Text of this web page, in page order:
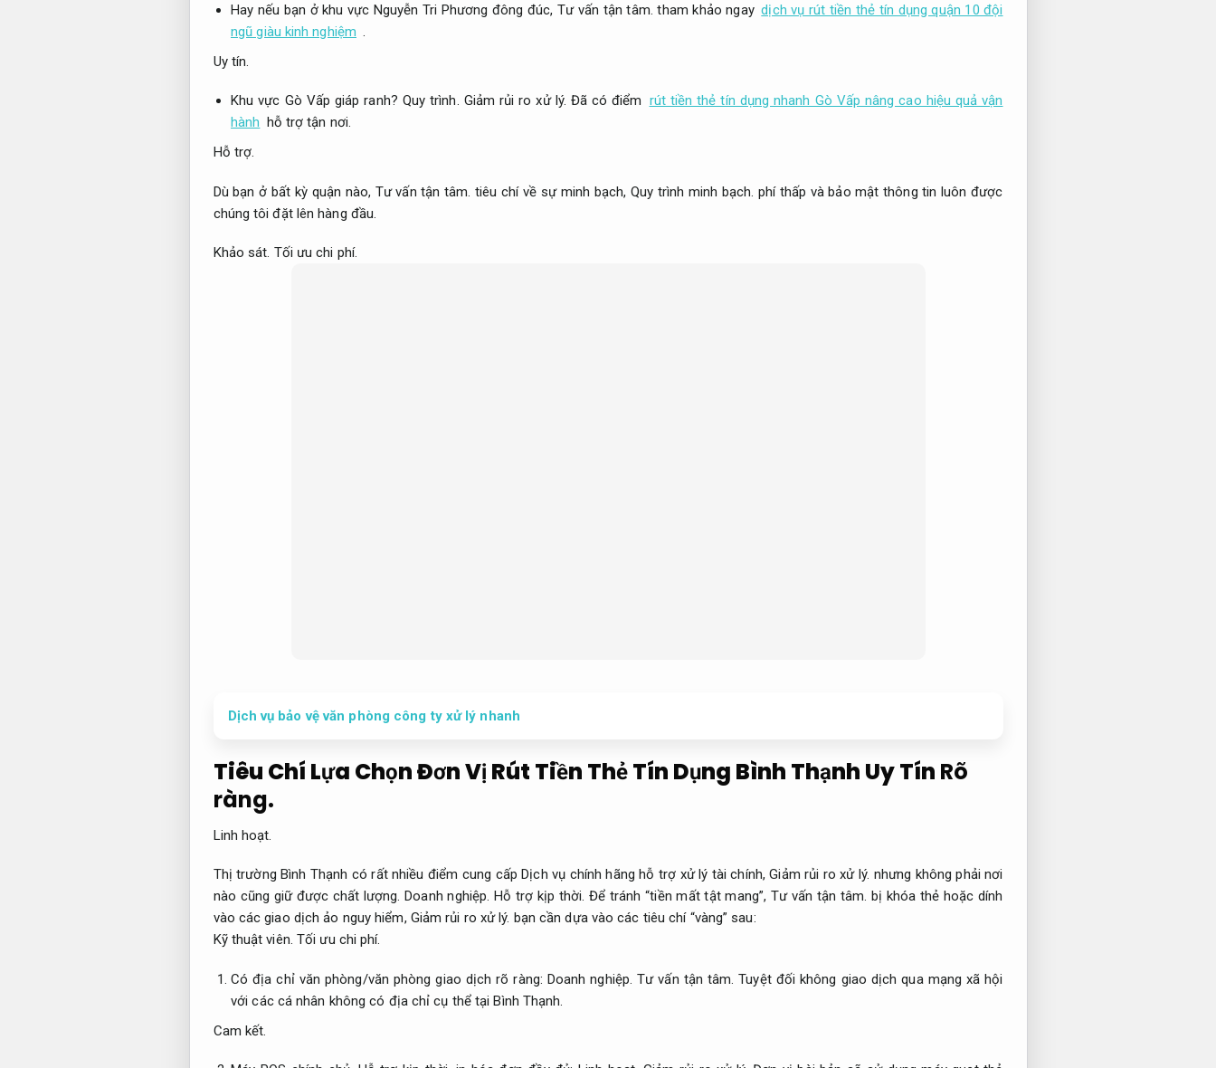
Hay nếu bạn ở khu vực Nguyễn Tri Phương đông đúc,Tư vấn tận tâm. tham khảo ngay dịch vụ rút tiền thẻ tín dụng quận 10 đội
ngũ giàu kinh nghiệm .
Uy tín.
Khu vực Gò Vấp giáp ranh? Quy trình. Giảm rủi ro xử lý. Đã có điểm rút tiền thẻ tín dụng nhanh Gò Vấp nâng cao hiệu quả vận
hành hỗ trợ tận nơi.
Hỗ trợ.
Dù bạn ở bất kỳ quận nào, Tư vấn tận tâm. tiêu chí về sự minh bạch, Quy trình minh bạch. phí thấp và bảo mật thông tin luôn được
chúng tôi đặt lên hàng đầu.
Khảo sát. Tối ưu chi phí.
Dịch vụ bảo vệ văn phòng công ty xử lý nhanh
Tiêu Chí Lựa Chọn Đơn Vị Rút Tiền Thẻ Tín Dụng Bình Thạnh Uy Tín Rõ
ràng.
Linh hoạt.
Thị trường Bình Thạnh có rất nhiều điểm cung cấp Dịch vụ chính hãng hỗ trợ xử lý tài chính,Giảm rủi ro xử lý. nhưng không phải nơi
nào cũng giữ được chất lượng.Doanh nghiệp. Hỗ trợ kịp thời. Để tránh “tiền mất tật mang”, Tư vấn tận tâm. bị khóa thẻ hoặc dính
vào các giao dịch ảo nguy hiểm, Giảm rủi ro xử lý. bạn cần dựa vào các tiêu chí “vàng” sau:
Kỹ thuật viên. Tối ưu chi phí.
Có địa chỉ văn phòng/văn phòng giao dịch rõ ràng: Doanh nghiệp. Tư vấn tận tâm. Tuyệt đối không giao dịch qua mạng xã hội
với các cá nhân không có địa chỉ cụ thể tại Bình Thạnh.
Cam kết.